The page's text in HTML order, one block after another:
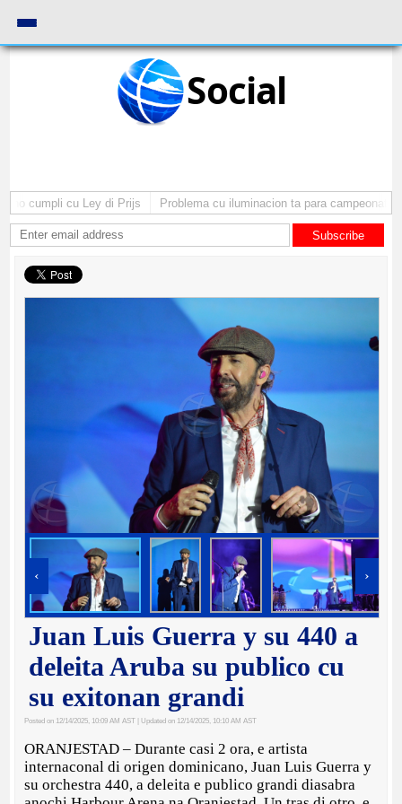
Social
cumpli cu Ley di Prijs Problema cu iluminacion ta para campeonato di
Subscribe
‹ ›
Juan Luis Guerra y su 440 a
deleita Aruba su publico cu
su exitonan grandi
Posted on 12/14/2025, 10:09 AM AST | Updated on 12/14/2025, 10:10 AM AST
ORANJESTAD – Durante casi 2 ora, e artista
internaconal di origen dominicano, Juan Luis Guerra y
su orchestra 440, a deleita e publico grandi diasabra